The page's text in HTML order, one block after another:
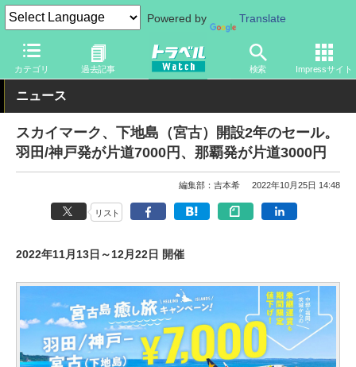
Powered by Translate
カテゴリ 過去記事 検索 Impressサイト
トラベル Watch 地域 国内旅行 沖縄
ニュース
スカイマーク、下地島（宮古）開設2年のセール。
羽田/神戸発が片道7000円、那覇発が片道3000円
編集部：吉本希 2022年10月25日 14:48
リスト
2022年11月13日～12月22日 開催